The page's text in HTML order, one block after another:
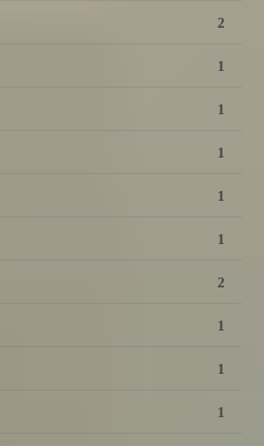
2
1
1
1
1
1
2
1
1
1